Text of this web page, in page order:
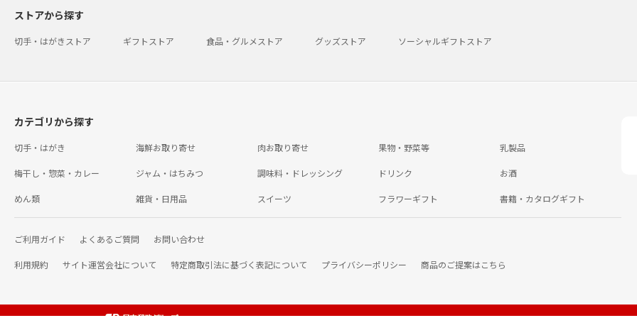
ストアから探す
切手・はがきストア ギフトストア 食品・グルメストア グッズストア ソーシャルギフトストア
カテゴリから探す
切手・はがき 海鮮お取り寄せ 肉お取り寄せ 果物・野菜等 乳製品
梅干し・惣菜・カレー ジャム・はちみつ 調味料・ドレッシング ドリンク お酒
めん類 雑貨・日用品 スイーツ フラワーギフト 書籍・カタログギフト
ご利用ガイド よくあるご質問 お問い合わせ
利用規約 サイト運営会社について 特定商取引法に基づく表記について プライバシーポリシー 商品のご提案はこちら